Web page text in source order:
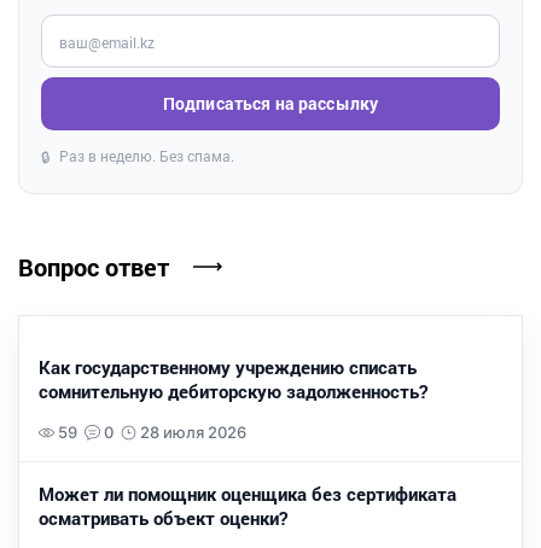
Введите ваш e-mail
Подписаться на рассылку
🔒 Раз в неделю. Без спама.
Вопрос ответ
Как государственному учреждению списать
сомнительную дебиторскую задолженность?
59 0 28 июля 2026
Может ли помощник оценщика без сертификата
осматривать объект оценки?